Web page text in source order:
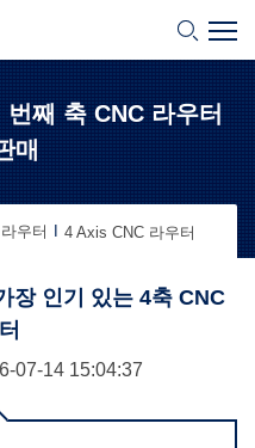
째 축 CNC 라우터
매
우터 4 Axis CNC 라우터
장 인기 있는 4축 CNC
07-14 15:04:37